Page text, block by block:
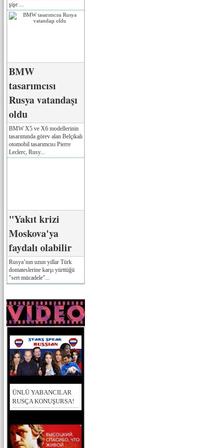
şişe ...
BMW
tasarımcısı
Rusya vatandaşı
oldu
BMW X5 ve X6 modellerinin
tasarımında görev alan Belçikalı
otomobil tasarımcısı Pierre
Leclerc, Rusy...
"Yakıt krizi
Moskova'ya
faydalı olabilir
Rusya’nın uzun yıllar Türk
domateslerine karşı yürttüğü
"sert mücadele"...
ÜNLÜ YABANCILAR
RUSÇA KONUŞURSA!